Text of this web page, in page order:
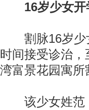
16岁少女
割脉16岁少
时间接受诊治
湾富景花园寓所
该少女姓范，